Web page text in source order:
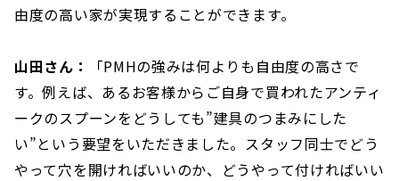
由度の高い家が実現することができます。
山田さん：
「PMHの強みは何よりも自由度の高さで
す。例えば、あるお客様からご自身で買われたアンティ
ークのスプーンをどうしても”建具のつまみにした
い”という要望をいただきました。スタッフ同士でどう
やって穴を開ければいいのか、どうやって付ければいい